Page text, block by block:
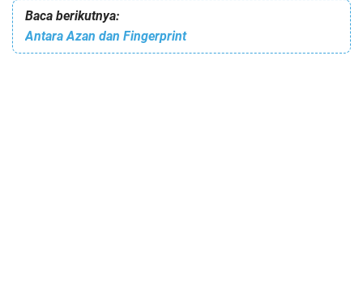
Baca berikutnya:
Antara Azan dan Fingerprint